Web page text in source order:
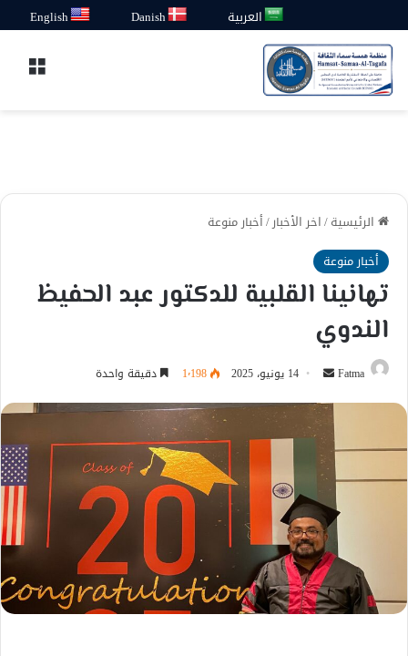
العربية Danish
English
الرئيسية/اخر الأخبار/أخبار منوعة
أخبار منوعة
تهانينا القلبية للدكتور عبد الحفيظ
الندوي
Fatma
أرسل
إلكترونيا
14 يونيو، 2025 1٬198 دقيقة واحدة